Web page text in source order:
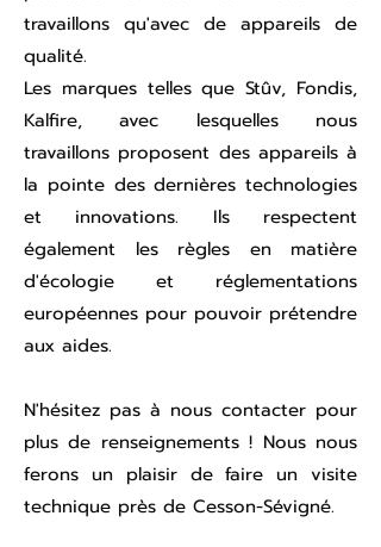
travaillons qu'avec de appareils de
qualité.
Les marques telles que Stûv, Fondis,
Kalfire, avec lesquelles nous
travaillons proposent des appareils à
la pointe des dernières technologies
et innovations. Ils respectent
également les règles en matière
d'écologie et réglementations
européennes pour pouvoir prétendre
aux aides.
N'hésitez pas à nous contacter pour
plus de renseignements ! Nous nous
ferons un plaisir de faire un visite
technique près de Cesson-Sévigné.